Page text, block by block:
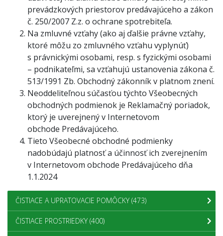
prevádzkových priestorov predávajúceho a zákon
č. 250/2007 Z.z. o ochrane spotrebiteľa.
Na zmluvné vzťahy (ako aj ďalšie právne vzťahy,
ktoré môžu zo zmluvného vzťahu vyplynúť)
s právnickými osobami, resp. s fyzickými osobami
– podnikateľmi, sa vzťahujú ustanovenia zákona č.
513/1991 Zb. Obchodný zákonník v platnom znení.
Neoddeliteľnou súčasťou týchto Všeobecných
obchodných podmienok je Reklamačný poriadok,
ktorý je uverejnený v Internetovom
obchode Predávajúceho.
Tieto Všeobecné obchodné podmienky
nadobúdajú platnosť a účinnosť ich zverejnením
v Internetovom obchode Predávajúceho dňa
1.1.2024
ČISTIACE A UPRATOVACIE POMÔCKY (473)
ČISTIACE PROSTRIEDKY (400)